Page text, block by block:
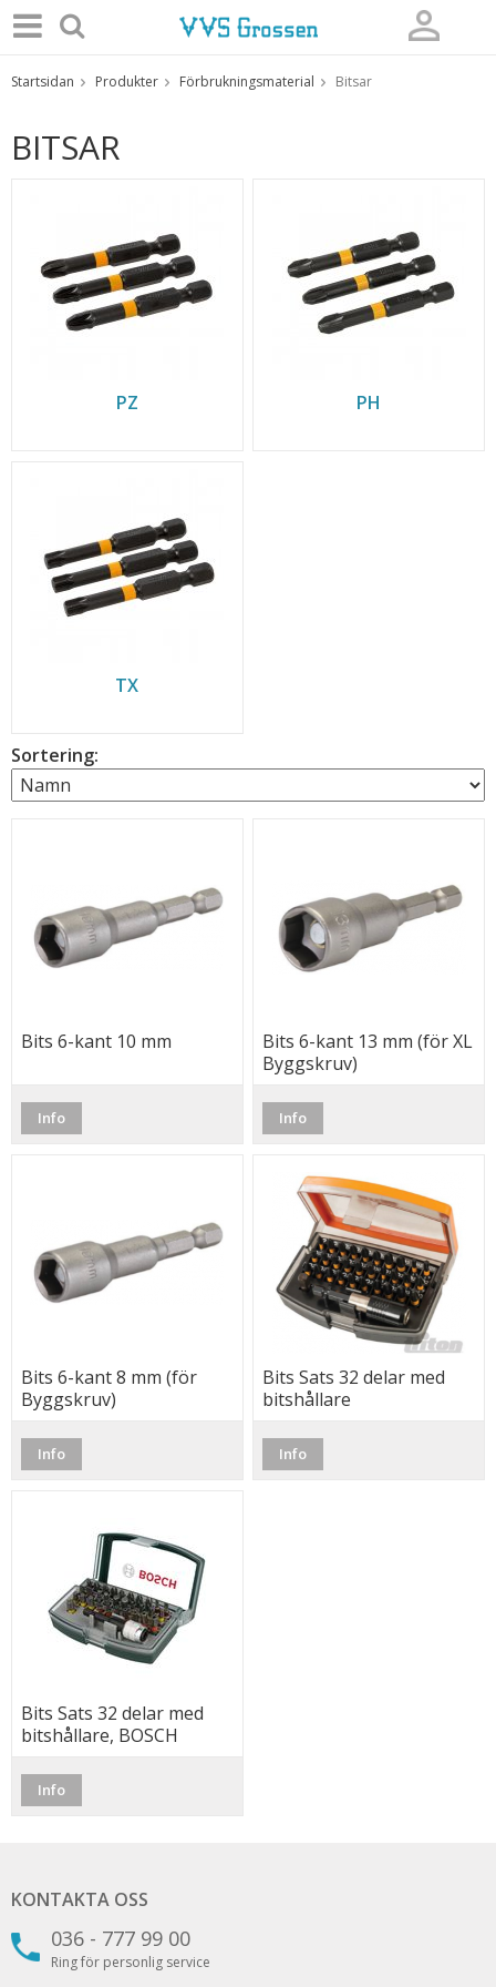
Startsidan Produkter Förbrukningsmaterial Bitsar
BITSAR
PZ PH
TX
Sortering:
Bits 6-kant 10 mm
Info
Bits 6-kant 13 mm (för XL
Byggskruv)
Info
Bits 6-kant 8 mm (för
Byggskruv)
Info
Bits Sats 32 delar med
bitshållare
Info
Bits Sats 32 delar med
bitshållare, BOSCH
Info
KONTAKTA OSS
036 - 777 99 00
Ring för personlig service